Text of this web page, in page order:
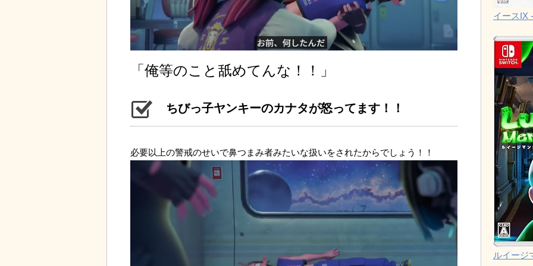
「俺等のこと舐めてんな！！」
ちびっ子ヤンキーのカナタが怒ってます！！
必要以上の警戒のせいで鼻つまみ者みたいな扱いをされたからでしょう！！
イースIX
ルイージ